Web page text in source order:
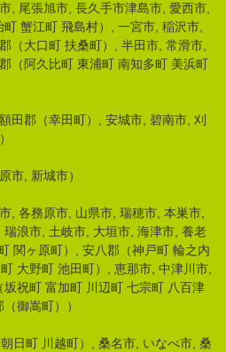
, 尾張旭市, 長久手市津島市, 愛西市,
蟹江町 飛島村）, 一宮市, 稲沢市,
（大口町 扶桑町）, 半田市, 常滑市,
（阿久比町 東浦町 南知多町 美浜町
田郡（幸田町）, 安城市, 碧南市, 刈
市, 新城市）
, 各務原市, 山県市, 瑞穂市, 本巣市,
浪市, 土岐市, 大垣市, 海津市, 養老
関ヶ原町）, 安八郡（神戸町 輪之内
大野町 池田町）, 恵那市, 中津川市,
祝町 富加町 川辺町 七宗町 八百津
御嵩町））
日町 川越町）, 桑名市, いなべ市, 桑